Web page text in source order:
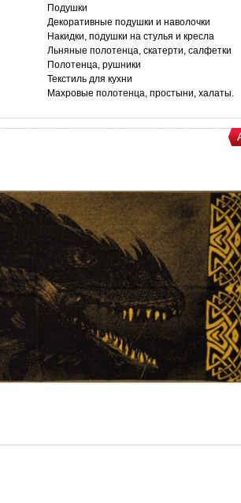
Подушки
Декоративные подушки и наволочки
Накидки, подушки на стулья и кресла
Льняные полотенца, скатерти, салфетки
Полотенца, рушники
Текстиль для кухни
Махровые полотенца, простыни, халаты.